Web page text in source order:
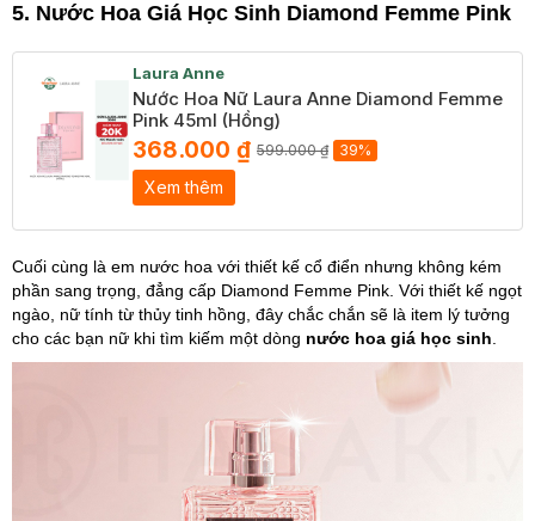
5. Nước Hoa Giá Học Sinh Diamond Femme Pink
Laura Anne
Nước Hoa Nữ Laura Anne Diamond Femme
Pink 45ml (Hồng)
368.000 ₫ 599.000 ₫ 39%
Xem thêm
Cuối cùng là em nước hoa với thiết kế cổ điển nhưng không kém
phần sang trọng, đẳng cấp Diamond Femme Pink. Với thiết kế ngọt
ngào, nữ tính từ thủy tinh hồng, đây chắc chắn sẽ là item lý tưởng
cho các bạn nữ khi tìm kiếm một dòng nước hoa giá học sinh